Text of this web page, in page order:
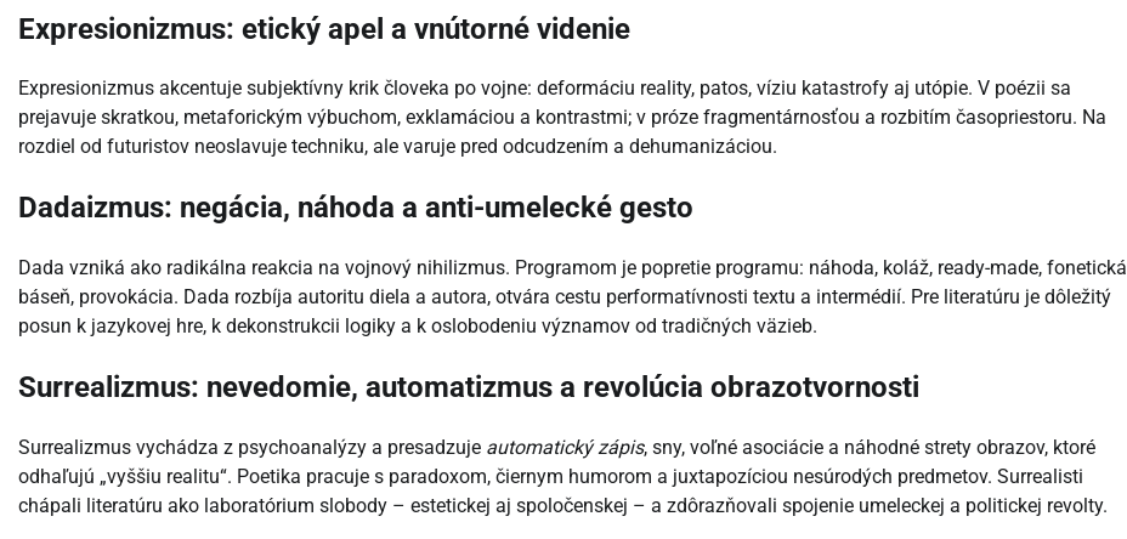
Expresionizmus: etický apel a vnútorné videnie
Expresionizmus akcentuje subjektívny krik človeka po vojne: deformáciu reality, patos, víziu katastrofy aj utópie. V poézii sa
prejavuje skratkou, metaforickým výbuchom, exklamáciou a kontrastmi; v próze fragmentárnosťou a rozbitím časopriestoru. Na
rozdiel od futuristov neoslavuje techniku, ale varuje pred odcudzením a dehumanizáciou.
Dadaizmus: negácia, náhoda a anti-umelecké gesto
Dada vzniká ako radikálna reakcia na vojnový nihilizmus. Programom je popretie programu: náhoda, koláž, ready-made, fonetická
báseň, provokácia. Dada rozbíja autoritu diela a autora, otvára cestu performatívnosti textu a intermédií. Pre literatúru je dôležitý
posun k jazykovej hre, k dekonstrukcii logiky a k oslobodeniu významov od tradičných väzieb.
Surrealizmus: nevedomie, automatizmus a revolúcia obrazotvornosti
Surrealizmus vychádza z psychoanalýzy a presadzuje automatický zápis, sny, voľné asociácie a náhodné strety obrazov, ktoré
odhaľujú „vyššiu realitu“. Poetika pracuje s paradoxom, čiernym humorom a juxtapozíciou nesúrodých predmetov. Surrealisti
chápali literatúru ako laboratórium slobody – estetickej aj spoločenskej – a zdôrazňovali spojenie umeleckej a politickej revolty.